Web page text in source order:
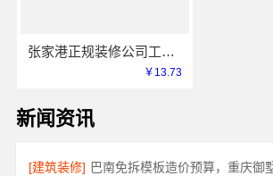
张家港正规装修公司工程施工费用，苏州兔哥哥智装透明报价
￥13.73
新闻资讯
[建筑装修]